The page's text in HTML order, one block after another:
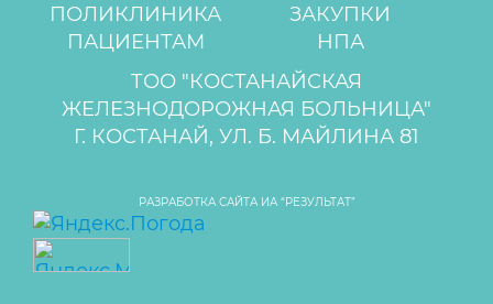
ПОЛИКЛИНИКА
ЗАКУПКИ
ПАЦИЕНТАМ
НПА
ТОО "КОСТАНАЙСКАЯ
ЖЕЛЕЗНОДОРОЖНАЯ БОЛЬНИЦА"
Г. КОСТАНАЙ, УЛ. Б. МАЙЛИНА 81
РАЗРАБОТКА САЙТА ИА “РЕЗУЛЬТАТ”